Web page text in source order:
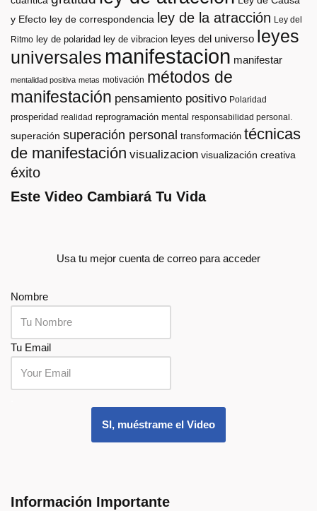
y Efecto ley de correspondencia ley de la atracción Ley del
Ritmo ley de polaridad ley de vibracion leyes del universo
leyes
universales manifestacion manifestar
mentalidad positiva metas motivación métodos de
manifestación pensamiento positivo Polaridad
prosperidad realidad reprogramación mental responsabilidad personal.
superación superación personal transformación técnicas
de manifestación visualizacion visualización creativa
éxito
Este Video Cambiará Tu Vida
Usa tu mejor cuenta de correo para acceder
Nombre
Tu Email
SI, muéstrame el Video
Información Importante